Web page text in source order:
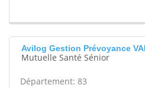
Avilog Gestion Prévoyance
Mutuelle Santé Sénior
Département: 83